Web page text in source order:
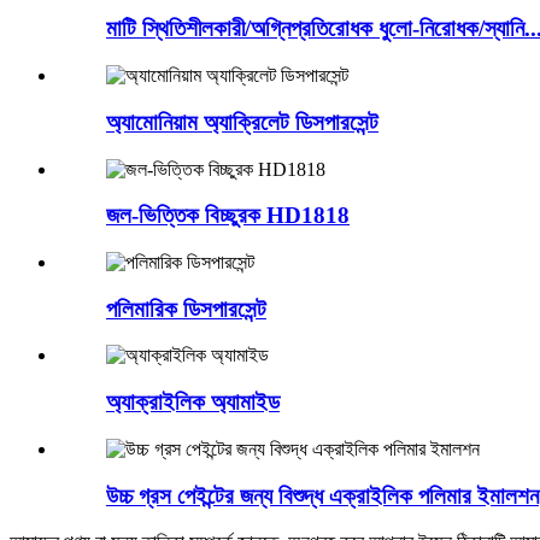
মাটি স্থিতিশীলকারী/অগ্নিপ্রতিরোধক ধুলো-নিরোধক/
অ্যামোনিয়াম অ্যাক্রিলেট ডিসপারসেন্ট
জল-ভিত্তিক বিচ্ছুরক HD1818
পলিমারিক ডিসপারসেন্ট
অ্যাক্রাইলিক অ্যামাইড
উচ্চ গ্রস পেইন্টের জন্য বিশুদ্ধ এক্রাইলিক পলিমার ইমালশন